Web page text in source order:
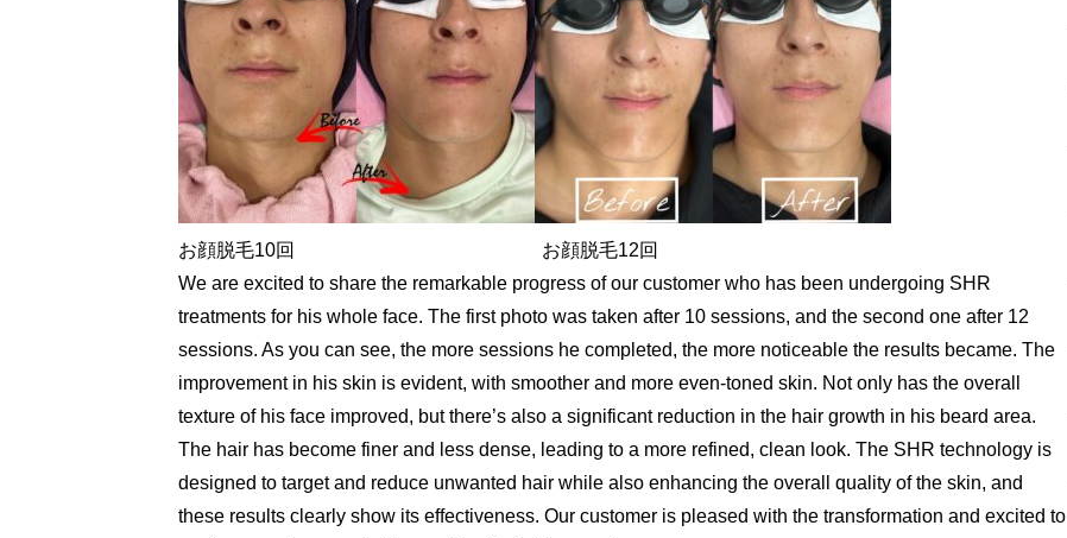
お顔脱毛10回 お顔脱毛12回
We are excited to share the remarkable progress of our customer who has been undergoing SHR
treatments for his whole face. The first photo was taken after 10 sessions, and the second one after 12
sessions. As you can see, the more sessions he completed, the more noticeable the results became. The
improvement in his skin is evident, with smoother and more even-toned skin. Not only has the overall
texture of his face improved, but there’s also a significant reduction in the hair growth in his beard area.
The hair has become finer and less dense, leading to a more refined, clean look. The SHR technology is
designed to target and reduce unwanted hair while also enhancing the overall quality of the skin, and
these results clearly show its effectiveness. Our customer is pleased with the transformation and excited to